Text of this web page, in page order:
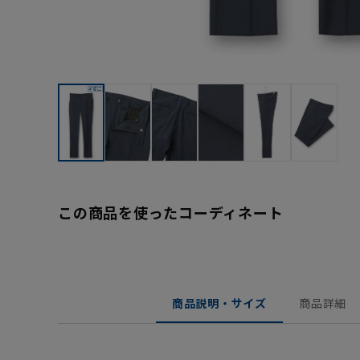
この商品を使ったコーディネート
商品説明・サイズ 商品詳細